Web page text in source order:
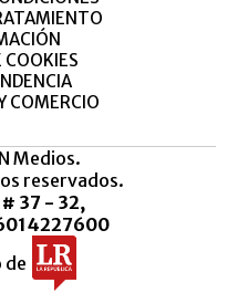
COOKIES
COMERCIO
Medios.
reservados.
37 - 32,
de